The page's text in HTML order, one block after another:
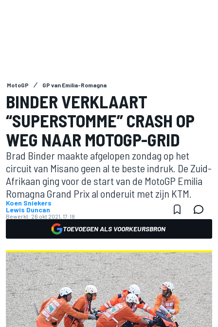
MotoGP GP van Emilia-Romagna
BINDER VERKLAART
“SUPERSTOMME” CRASH OP
WEG NAAR MOTOGP-GRID
Brad Binder maakte afgelopen zondag op het
circuit van Misano geen al te beste indruk. De Zuid-
Afrikaan ging voor de start van de MotoGP Emilia
Romagna Grand Prix al onderuit met zijn KTM.
Koen Sniekers
Lewis Duncan
Bewerkt: 26 okt 2021, 17:18
TOEVOEGEN ALS VOORKEURSBRON